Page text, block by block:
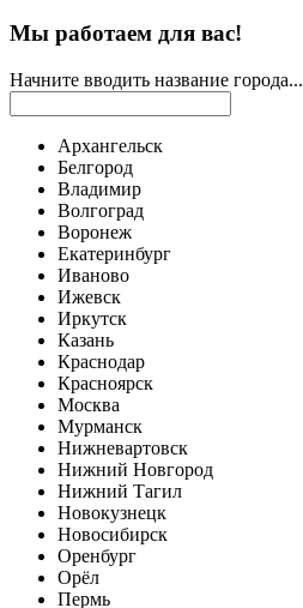
Мы работаем для вас!
Начните вводить название города...
Архангельск
Белгород
Владимир
Волгоград
Воронеж
Екатеринбург
Иваново
Ижевск
Иркутск
Казань
Краснодар
Красноярск
Москва
Мурманск
Нижневартовск
Нижний Новгород
Нижний Тагил
Новокузнецк
Новосибирск
Оренбург
Орёл
Пермь